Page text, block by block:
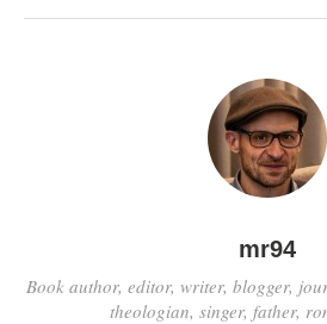
mr94
Book author, editor, writer, blogger,
theologian, singer, father,